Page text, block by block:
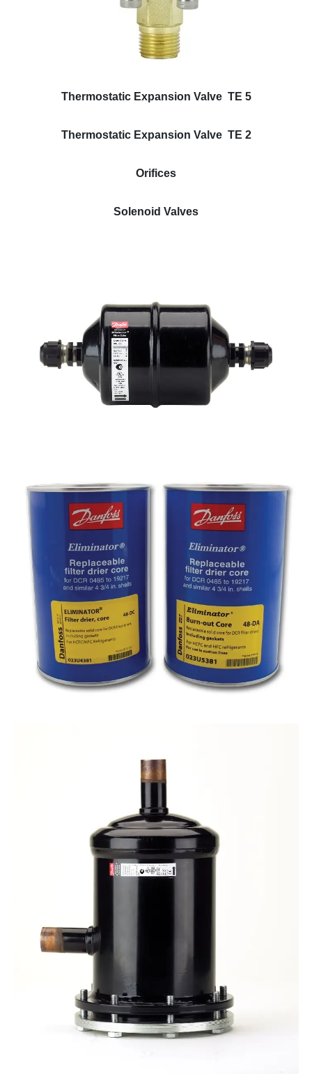
Thermostatic Expansion Valve TE 5
Thermostatic Expansion Valve TE 2
Orifices
Solenoid Valves